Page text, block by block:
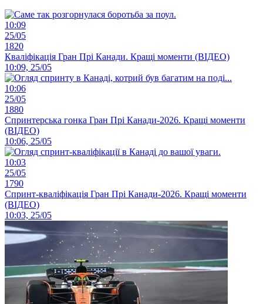
10:09
25/05
1820
Кваліфікація Гран Прі Канади. Кращі моменти (ВІДЕО)
10:09, 25/05
10:06
25/05
1880
Спринтерська гонка Гран Прі Канади-2026. Кращі моменти
(ВІДЕО)
10:06, 25/05
10:03
25/05
1790
Спринт-кваліфікація Гран Прі Канади-2026. Кращі моменти
(ВІДЕО)
10:03, 25/05